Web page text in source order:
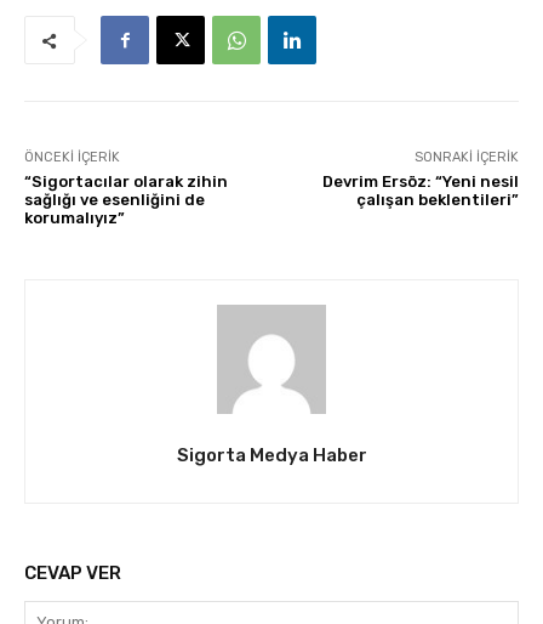
ÖNCEKI İÇERIK
“Sigortacılar olarak zihin
sağlığı ve esenliğini de
korumalıyız”
SONRAKI İÇERIK
Devrim Ersöz: “Yeni nesil
çalışan beklentileri”
Sigorta Medya Haber
CEVAP VER